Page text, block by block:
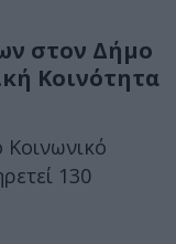
στον Δήμο
Κοινότητα
130